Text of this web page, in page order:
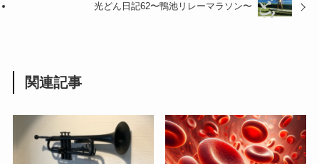
光どん日記62〜鴨池リレーマラソン〜
関連記事